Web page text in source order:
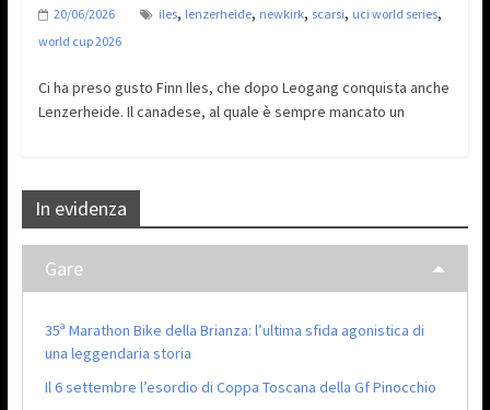
20/06/2026 iles, lenzerheide, newkirk, scarsi, uci world series,
world cup 2026
Ci ha preso gusto Finn Iles, che dopo Leogang conquista anche
Lenzerheide. Il canadese, al quale è sempre mancato un
In evidenza
Gare
35ª Marathon Bike della Brianza: l’ultima sfida agonistica di
una leggendaria storia
Il 6 settembre l’esordio di Coppa Toscana della Gf Pinocchio